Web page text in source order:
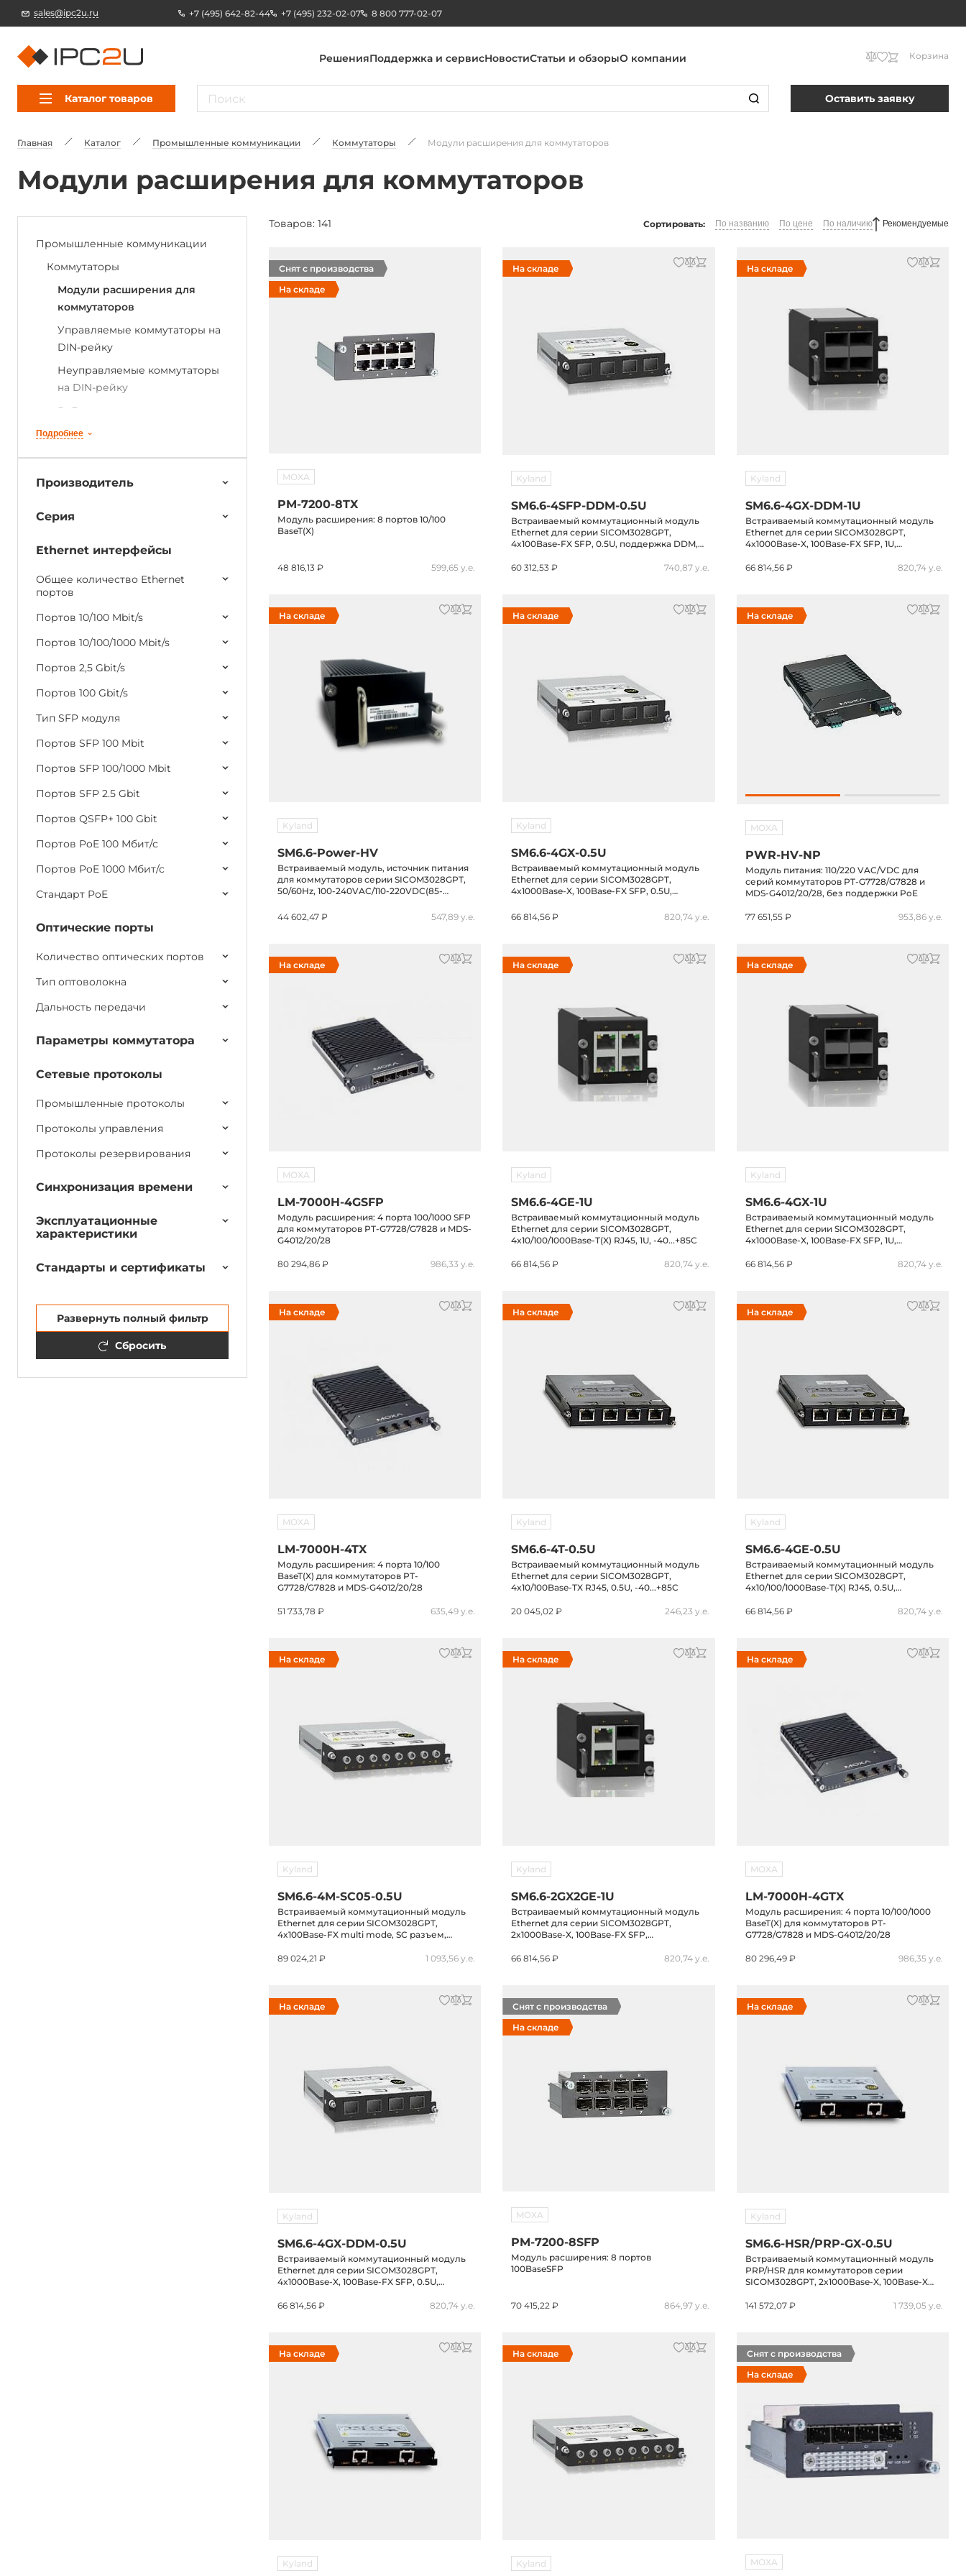
sales@ipc2u.ru +7 (495) 642-82-44 +7 (495) 232-02-07 8 800 777-02-07
РешенияПоддержка и сервисНовостиСтатьи и обзорыО компании Корзина
Каталог товаров Оставить заявку
Главная Каталог Промышленные коммуникации Коммутаторы Модули расширения для коммутаторов
Модули расширения для коммутаторов
Промышленные коммуникации
Коммутаторы
Модули расширения для
коммутаторов
Управляемые коммутаторы на
DIN-рейку
Неуправляемые коммутаторы
на DIN-рейку
PoE коммутаторы
Коммутаторы в 19" стойку
Модульные коммутаторы на
производства
Коммутаторы для транспорта
Коммутаторы ЦОД
(с VPN и Firewall/NAT)
PoE-инжекторы и сплиттеры
SFP-модули
Подробнее
Производитель
Серия
Ethernet интерфейсы
Общее количество Ethernet
портов
Портов 10/100 Mbit/s
Портов 10/100/1000 Mbit/s
Портов 2,5 Gbit/s
Портов 100 Gbit/s
Тип SFP модуля
Портов SFP 100 Mbit
Портов SFP 100/1000 Mbit
Портов SFP 2.5 Gbit
Портов QSFP+ 100 Gbit
Портов PoE 100 Мбит/с
Портов PoE 1000 Мбит/с
Стандарт PoE
Оптические порты
Количество оптических портов
Тип оптоволокна
Дальность передачи
Параметры коммутатора
Сетевые протоколы
Промышленные протоколы
Протоколы управления
Протоколы резервирования
Синхронизация времени
Эксплуатационные
характеристики
Стандарты и сертификаты
Развернуть полный фильтр
Сбросить
Товаров: 141 Сортировать: По названию По цене По наличию Рекомендуемые
Снят с производства
На складе
MOXA
PM-7200-8TX
Модуль расширения: 8 портов 10/100
BaseT(X)
48 816,13 ₽ 599,65 у.е.
На складе
Kyland
SM6.6-4SFP-DDM-0.5U
Встраиваемый коммутационный модуль
Ethernet для серии SICOM3028GPT,
4x100Base-FX SFP, 0.5U, поддержка DDM,
60 312,53 ₽
740,87 у.е.
На складе
Kyland
SM6.6-4GX-DDM-1U
Встраиваемый коммутационный модуль
Ethernet для серии SICOM3028GPT,
4x1000Base-X, 100Base-FX SFP, 1U,
66 814,56 ₽
820,74 у.е.
На складе
Kyland
SM6.6-Power-HV
Встраиваемый модуль, источник питания
для коммутаторов серии SICOM3028GPT,
50/60Hz, 100-240VAC/110-220VDC(85-
44 602,47 ₽
547,89 у.е.
На складе
Kyland
SM6.6-4GX-0.5U
Встраиваемый коммутационный модуль
Ethernet для серии SICOM3028GPT,
4x1000Base-X, 100Base-FX SFP, 0.5U,
66 814,56 ₽
820,74 у.е.
На складе
MOXA
PWR-HV-NP
Модуль питания: 110/220 VAC/VDC для
серий коммутаторов PT-G7728/G7828 и
MDS-G4012/20/28, без поддержки PoE
77 651,55 ₽ 953,86 у.е.
На складе
MOXA
LM-7000H-4GSFP
Модуль расширения: 4 порта 100/1000 SFP
для коммутаторов PT-G7728/G7828 и MDS-
G4012/20/28
80 294,86 ₽ 986,33 у.е.
На складе
Kyland
SM6.6-4GE-1U
Встраиваемый коммутационный модуль
Ethernet для серии SICOM3028GPT,
4x10/100/1000Base-T(X) RJ45, 1U, -40...+85C
66 814,56 ₽ 820,74 у.е.
На складе
Kyland
SM6.6-4GX-1U
Встраиваемый коммутационный модуль
Ethernet для серии SICOM3028GPT,
4x1000Base-X, 100Base-FX SFP, 1U,
66 814,56 ₽
820,74 у.е.
На складе
MOXA
LM-7000H-4TX
Модуль расширения: 4 порта 10/100
BaseT(X) для коммутаторов PT-
G7728/G7828 и MDS-G4012/20/28
51 733,78 ₽ 635,49 у.е.
На складе
Kyland
SM6.6-4T-0.5U
Встраиваемый коммутационный модуль
Ethernet для серии SICOM3028GPT,
4x10/100Base-TX RJ45, 0.5U, -40...+85C
20 045,02 ₽ 246,23 у.е.
На складе
Kyland
SM6.6-4GE-0.5U
Встраиваемый коммутационный модуль
Ethernet для серии SICOM3028GPT,
4x10/100/1000Base-T(X) RJ45, 0.5U,
66 814,56 ₽
820,74 у.е.
На складе
Kyland
SM6.6-4M-SC05-0.5U
Встраиваемый коммутационный модуль
Ethernet для серии SICOM3028GPT,
4x100Base-FX multi mode, SC разъем,
89 024,21 ₽
1 093,56 у.е.
На складе
Kyland
SM6.6-2GX2GE-1U
Встраиваемый коммутационный модуль
Ethernet для серии SICOM3028GPT,
2x1000Base-X, 100Base-FX SFP,
66 814,56 ₽
820,74 у.е.
На складе
MOXA
LM-7000H-4GTX
Модуль расширения: 4 порта 10/100/1000
BaseT(X) для коммутаторов PT-
G7728/G7828 и MDS-G4012/20/28
80 296,49 ₽ 986,35 у.е.
На складе
Kyland
SM6.6-4GX-DDM-0.5U
Встраиваемый коммутационный модуль
Ethernet для серии SICOM3028GPT,
4x1000Base-X, 100Base-FX SFP, 0.5U,
66 814,56 ₽
820,74 у.е.
Снят с производства
На складе
MOXA
PM-7200-8SFP
Модуль расширения: 8 портов
100BaseSFP
70 415,22 ₽ 864,97 у.е.
На складе
Kyland
SM6.6-HSR/PRP-GX-0.5U
Встраиваемый коммутационный модуль
PRP/HSR для коммутаторов серии
SICOM3028GPT, 2x1000Base-X, 100Base-X
141 572,07 ₽
1 739,05 у.е.
На складе
Kyland
На складе
Kyland
Снят с производства
На складе
MOXA